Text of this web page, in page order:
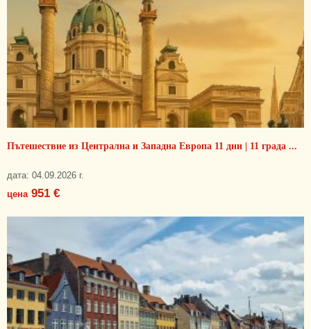
Пътешествие из Централна и Западна Европа 11 дни | 11 града ...
дата: 04.09.2026 г.
цена951 €